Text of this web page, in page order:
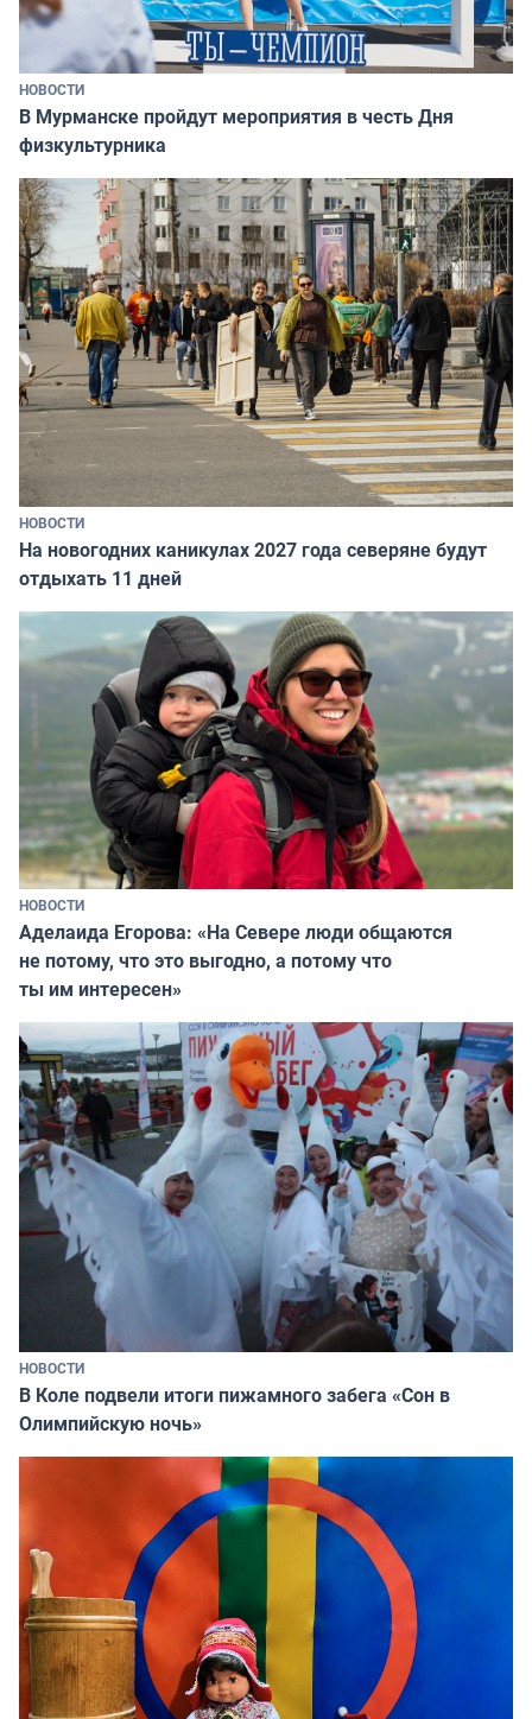
НОВОСТИ
В Мурманске пройдут мероприятия в честь Дня
физкультурника
НОВОСТИ
На новогодних каникулах 2027 года северяне будут
отдыхать 11 дней
НОВОСТИ
Аделаида Егорова: «На Севере люди общаются
не потому, что это выгодно, а потому что
ты им интересен»
НОВОСТИ
В Коле подвели итоги пижамного забега «Сон в
Олимпийскую ночь»